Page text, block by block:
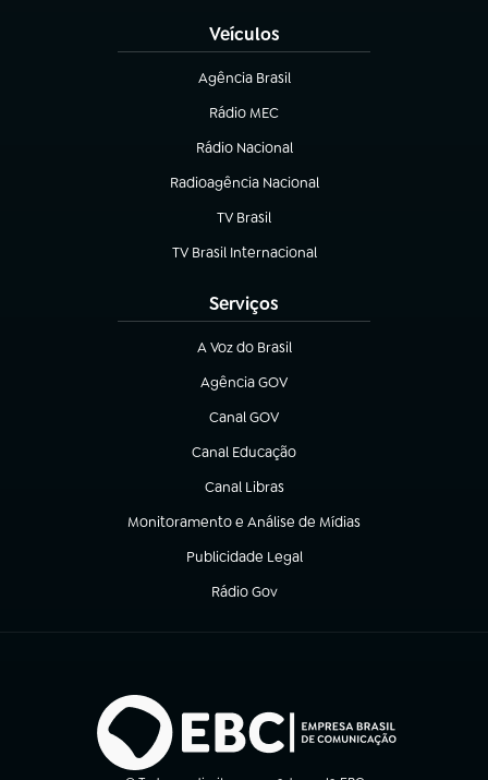
Veículos
Agência Brasil
(abre em nova aba)
Rádio MEC
(abre em nova aba)
Rádio Nacional
Radioagência Nacional
(abre em nova aba)
TV Brasil
(abre em nova aba)
TV Brasil Internacional
(abre em nova aba)
Serviços
A Voz do Brasil
(abre em nova aba)
Agência GOV
(abre em nova aba)
Canal GOV
(abre em nova aba)
Canal Educação
(abre em nova aba)
Canal Libras
(abre em nova aba)
Monitoramento e Análise de Mídias
(abre em nova aba)
Publicidade Legal
(abre em nova aba)
Rádio Gov
(abre em nova aba)